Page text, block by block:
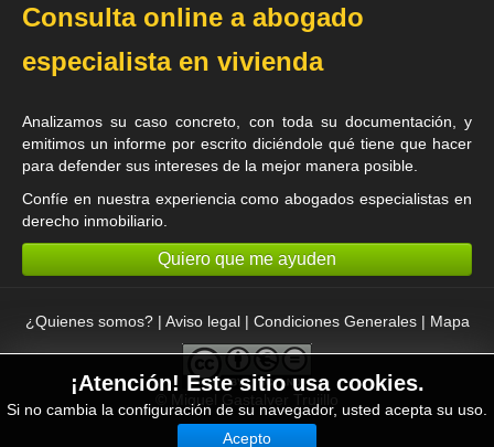
¡Atención! Este sitio usa cookies.
Si no cambia la configuración de su navegador, usted acepta su uso.
Acepto
Consulta online a abogado
especialista en vivienda
Analizamos su caso concreto, con toda su documentación, y
emitimos un informe por escrito diciéndole qué tiene que hacer
para defender sus intereses de la mejor manera posible.
Confíe en nuestra experiencia comoabogados especialistas en
derecho inmobiliario
Quiero que me ayuden
¿Quienes somos?| Aviso legal| Condiciones Generales| Mapa